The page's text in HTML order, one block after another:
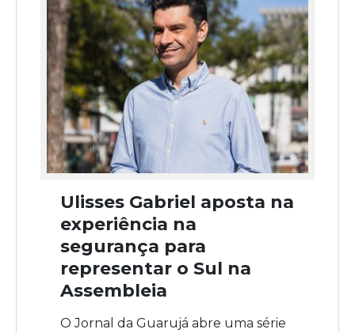
Ulisses Gabriel aposta na
experiência na
segurança para
representar o Sul na
Assembleia
O Jornal da Guarujá abre uma série